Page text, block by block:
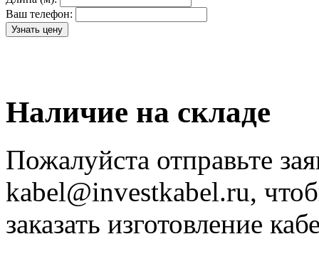
Ваш телефон:
Наличие на складе
Пожалуйста отправьте
kabel@investkabel.ru,
заказать изготовление